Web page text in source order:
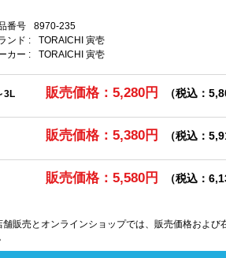
番号
8970-235
ンド :
TORAICHI 寅壱
カー :
TORAICHI 寅壱
3L 販売価格：5,280円 （税込：
販売価格：5,380円 （税込：
販売価格：5,580円 （税込：
舗販売とオンラインショップでは、販売価格および